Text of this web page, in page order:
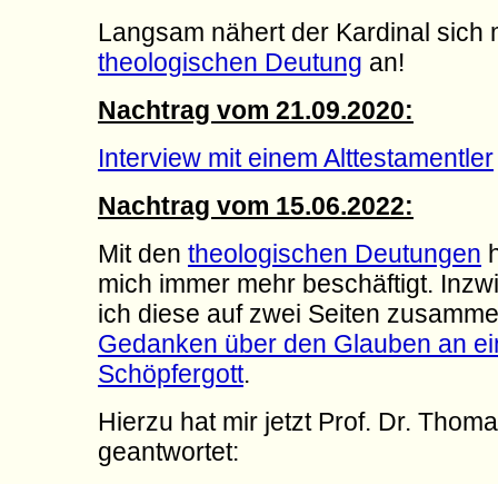
Langsam nähert der Kardinal sich
theologischen Deutung an!
Nachtrag vom 21.09.2020:
Interview mit einem Alttestamentler
Nachtrag vom 15.06.2022:
Mit den theologischen Deutungen
mich immer mehr beschäftigt.
ich diese auf zwei Seiten
Gedanken über den Glauben an
Schöpfergott.
Hierzu hat mir jetzt Prof. Dr.
geantwortet: